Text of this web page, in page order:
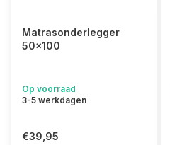
Matrasonderlegger
50x100
Op voorraad
3-5 werkdagen
€39,95